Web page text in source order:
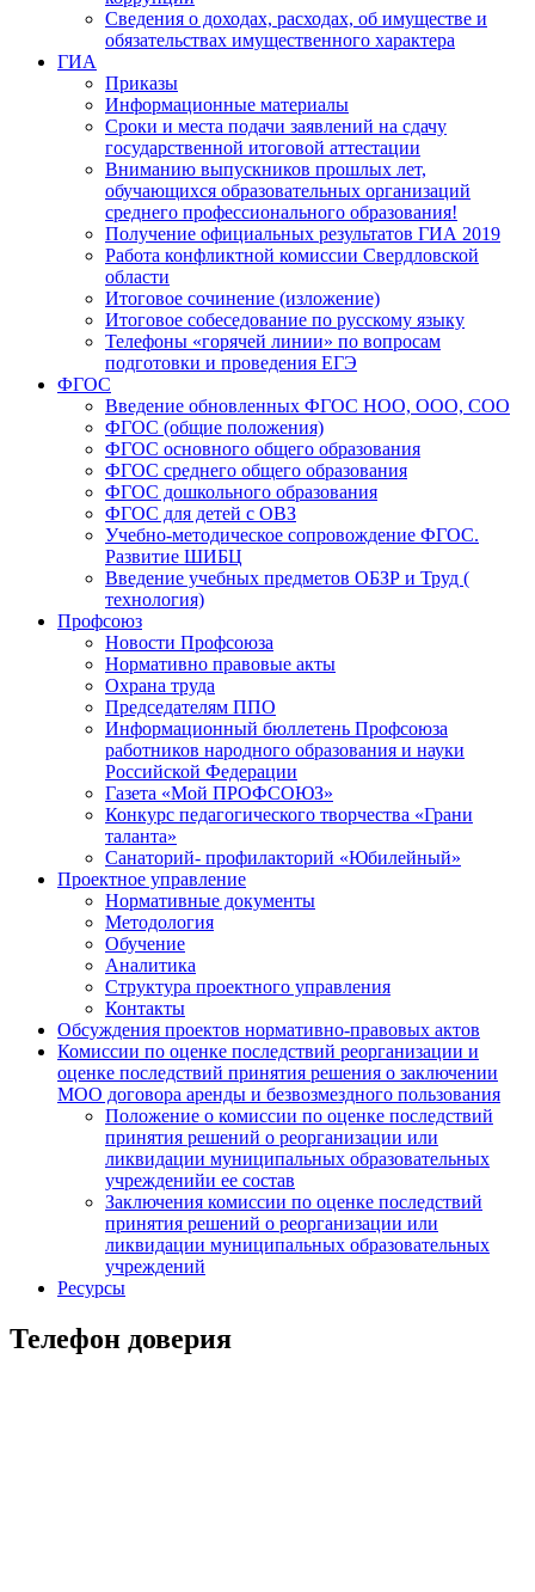
Сведения о доходах, расходах, об имуществе и
обязательствах имущественного характера
ГИА
Приказы
Информационные материалы
Сроки и места подачи заявлений на сдачу
государственной итоговой аттестации
Вниманию выпускников прошлых лет,
обучающихся образовательных организаций
среднего профессионального образования!
Получение официальных результатов ГИА 2019
Работа конфликтной комиссии Свердловской
области
Итоговое сочинение (изложение)
Итоговое собеседование по русскому языку
Телефоны «горячей линии» по вопросам
подготовки и проведения ЕГЭ
ФГОС
Введение обновленных ФГОС НОО, ООО, СОО
ФГОС (общие положения)
ФГОС основного общего образования
ФГОС среднего общего образования
ФГОС дошкольного образования
ФГОС для детей с ОВЗ
Учебно-методическое сопровождение ФГОС.
Развитие ШИБЦ
Введение учебных предметов ОБЗР и Труд (
технология)
Профсоюз
Новости Профсоюза
Нормативно правовые акты
Охрана труда
Председателям ППО
Информационный бюллетень Профсоюза
работников народного образования и науки
Российской Федерации
Газета «Мой ПРОФСОЮЗ»
Конкурс педагогического творчества «Грани
таланта»
Санаторий- профилакторий «Юбилейный»
Проектное управление
Нормативные документы
Методология
Обучение
Аналитика
Структура проектного управления
Контакты
Обсуждения проектов нормативно-правовых актов
Комиссии по оценке последствий реорганизации и
оценке последствий принятия решения о заключении
МОО договора аренды и безвозмездного пользования
Положение о комиссии по оценке последствий
принятия решений о реорганизации или
ликвидации муниципальных образовательных
учрежденийи ее состав
Заключения комиссии по оценке последствий
принятия решений о реорганизации или
ликвидации муниципальных образовательных
учреждений
Ресурсы
Телефон доверия